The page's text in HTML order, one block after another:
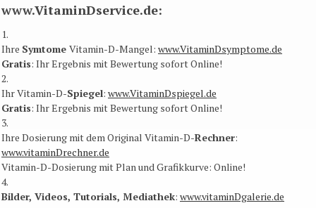
www.VitaminDservice.de:
1.
Ihre Symtome Vitamin-D-Mangel: www.VitaminDsymptome.de
Gratis: Ihr Ergebnis mit Bewertung sofort Online​!
2.
Ihr Vitamin-D-Spiegel: www.VitaminDspiegel.de
Gratis: Ihr Ergebnis mit Bewertung sofort Online​!
3.
Ihre Dosierung mit dem Original Vitamin-D-Rechner:
www.vitaminDrechner.de
Vitamin-D-Dosierung mit Plan und Grafikkurve: Online​!
4.
Bilder, Videos, Tutorials, Mediathek: www.vitaminDgalerie.de